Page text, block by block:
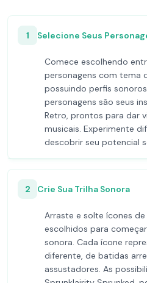
1 Selecione Seus
Comece escolhendo
personagens com tema
possuindo perfis
personagens são seus
Retro, prontos para dar
musicais. Experimente
descobrir seu potencial
2 Crie Sua Trilha Sonora
Arraste e solte ícones
escolhidos para
sonora. Cada ícone
diferente, de batidas
assustadores. As